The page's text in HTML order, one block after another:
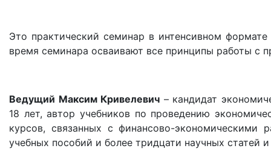
Это практический семинар в интенсивном
время семинара осваивают все принципы работы с
Ведущий Максим Кривелевич – кандидат
18 лет, автор учебников по проведению
курсов, связанных с финансово-экономическими
учебных пособий и более тридцати научных статей